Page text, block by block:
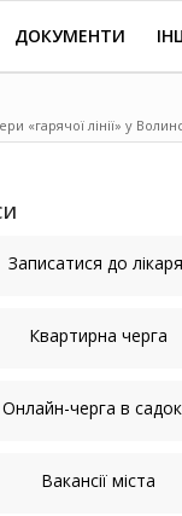
ДОКУМЕНТИ
«гарячої лінії» у
Записатися до лікаря
Квартирна черга
Онлайн-черга в садок
Вакансії міста